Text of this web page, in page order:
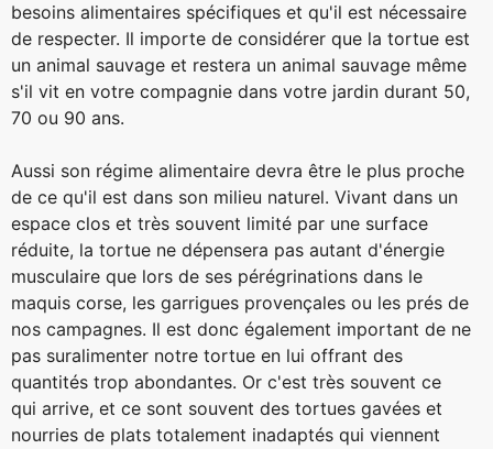
besoins alimentaires spécifiques et qu'il est nécessaire
de respecter. Il importe de considérer que la tortue est
un animal sauvage et restera un animal sauvage même
s'il vit en votre compagnie dans votre jardin durant 50,
70 ou 90 ans.
Aussi son régime alimentaire devra être le plus proche
de ce qu'il est dans son milieu naturel. Vivant dans un
espace clos et très souvent limité par une surface
réduite, la tortue ne dépensera pas autant d'énergie
musculaire que lors de ses pérégrinations dans le
maquis corse, les garrigues provençales ou les prés de
nos campagnes. Il est donc également important de ne
pas suralimenter notre tortue en lui offrant des
quantités trop abondantes. Or c'est très souvent ce
qui arrive, et ce sont souvent des tortues gavées et
nourries de plats totalement inadaptés qui viennent